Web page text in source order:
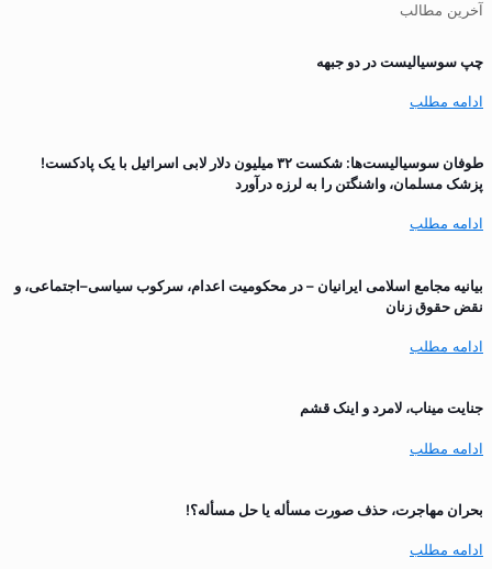
آخرین مطالب
چپ سوسیالیست در دو جبهه
ادامه مطلب
طوفان سوسیالیست‌ها: شکست ۳۲ میلیون دلار لابی اسرائیل با یک پادکست!
پزشک مسلمان، واشنگتن را به لرزه درآورد
ادامه مطلب
بیانیه مجامع اسلامی ایرانیان – در محکومیت اعدام، سرکوب سیاسی–اجتماعی، و
نقض حقوق زنان
ادامه مطلب
جنایت میناب، لامرد و اینک قشم
ادامه مطلب
بحران مهاجرت‌، حذف صورت مسأله یا حل مسأله؟!
ادامه مطلب